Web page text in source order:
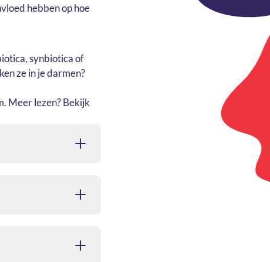
hebben op hoe
synbiotica of
ze in je darmen?
Meer lezen? Bekijk